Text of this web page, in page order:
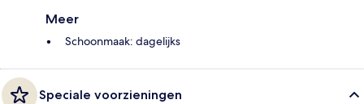
Meer
Schoonmaak: dagelijks
Speciale voorzieningen